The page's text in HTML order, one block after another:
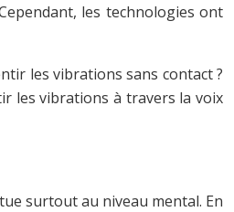
les technologies ont
les vibrations sans contact ?
les vibrations à travers la voix
surtout au niveau mental. En